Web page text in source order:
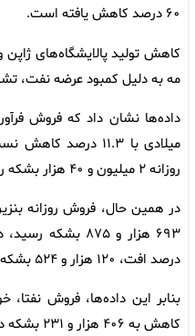
۶۰ درصد کاهش یافته است.
کاهش تولید پالایشگاه‌های ژاپن
مه به دلیل کمبود عرضه نفت،
داده‌ها نشان داد که فروش
میلادی با ۱۱.۳
روزانه ۲ میلیون و ۴۰ هزار بشکه رسیده است.
درصد افت، ۱۲۰ هزار و ۵۲۴ بشکه بود.
کاهش به ۴۰۶ هزار و ۲۳۱ بشکه در روز رسید.